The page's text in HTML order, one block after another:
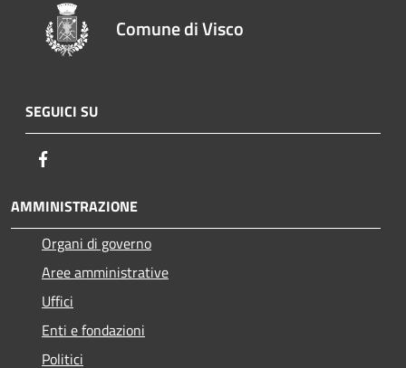
Comune di Visco
SEGUICI SU
AMMINISTRAZIONE
Organi di governo
Aree amministrative
Uffici
Enti e fondazioni
Politici